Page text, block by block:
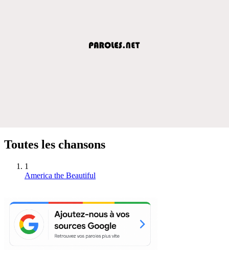
Toutes les chansons
1
America the Beautiful